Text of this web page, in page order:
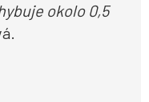
okolo 0,5